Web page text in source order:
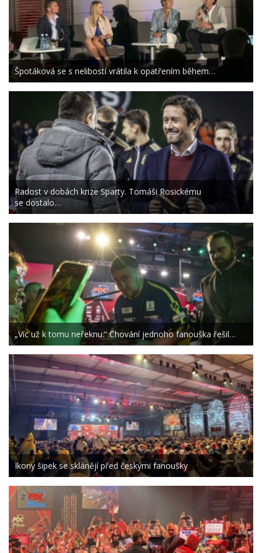
Špotáková se s nelibostí vrátila k opatřením během…
Radost v dobách krize Sparty. Tomáši Rosickému
se dostalo…
„Víc už k tomu neřeknu.“ Chování jednoho fanouška řešil…
Ikony šipek se sklánějí před českými fanoušky